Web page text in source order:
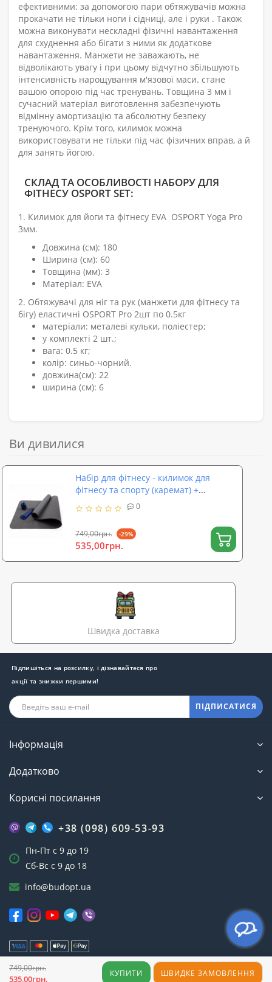
749,00грн.
535,00грн.
КУПИТИ ШВИДКЕ ЗАМОВЛЕННЯ
ефективними: за допомогою пари обтяжувачів можна
прокачати не тільки ноги і сідниці, але і руки . Також
можна виконувати нескладні фізичні навантаження
для схуднення або бігати з ними як додаткове
навантаження. Манжети не заважають, не
відволікають увагу і при цьому відчутно збільшують
інтенсивність нарощування м'язової маси. стане
вашою опорою під час тренувань. Товщина 3 мм і
сучасний матеріал виготовлення забезпечують
відмінну амортизацію та абсолютну безпеку
тренуючого. Крім того, килимок можна
використовувати не тільки під час фізичних вправ, а й
для занять йогою.
СКЛАД ТА ОСОБЛИВОСТІ НАБОРУ ДЛЯ
ФІТНЕСУ OSPORT SET:
1. Килимок для йоги та фітнесу EVA OSPORT Yoga Pro
3мм.
Довжина (см): 180
Ширина (см): 60
Товщина (мм): 3
Матеріал: EVA
2. Обтяжувачі для ніг та рук (манжети для фітнесу та
бігу) еластичні OSPORT Pro 2шт по 0.5кг
матеріали: металеві кульки, поліестер;
у комплекті 2 шт.;
вага: 0.5 кг;
колір: синьо-чорний.
довжина(см): 22
ширина (см): 6
Ви дивилися
Набір для фітнесу - килимок для
фітнесу та спорту (каремат) +
обважнювачі 2шт по 0.5 кг OSPORT
Set 45 (n-0075)
0
749,00грн. -29%
535,00грн.
Швидка доставка
Підпишіться на розсилку, і дізнавайтеся про
акції та знижки першими!
ПІДПИСАТИСЯ
Інформація
Додатково
Корисні посилання
+38 (098) 609-53-93
Пн-Пт с 9 до 19
Сб-Вс с 9 до 18
info@budopt.ua
Інтернет-магазин БудОпт™ © 2023